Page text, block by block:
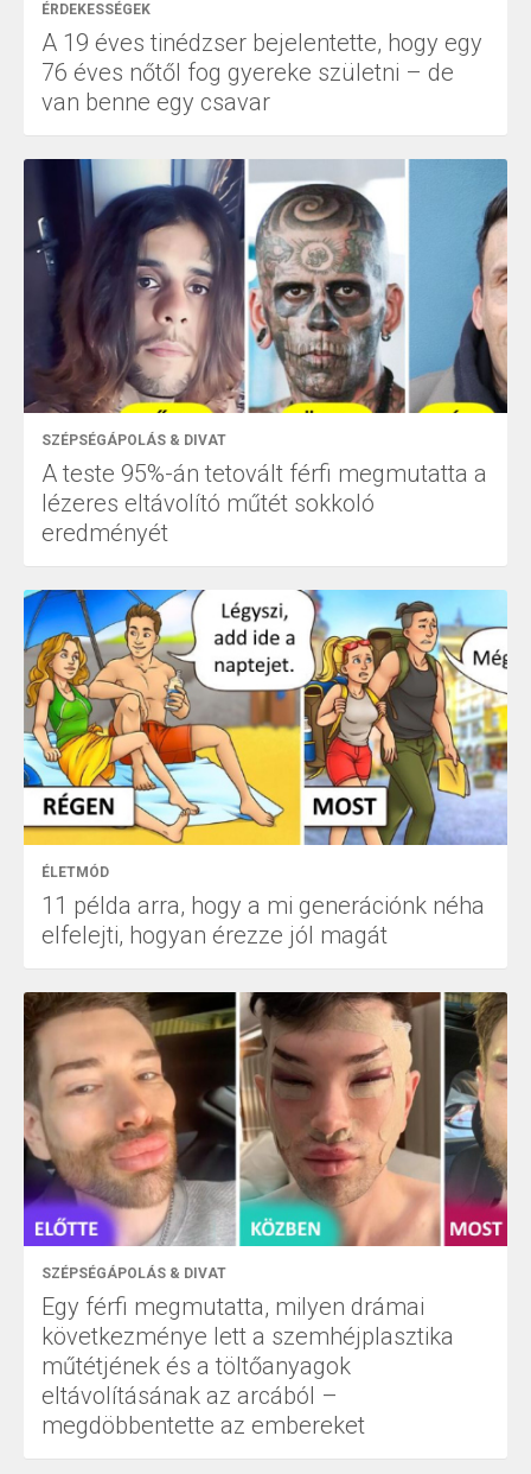
ÉRDEKESSÉGEK
A 19 éves tinédzser bejelentette, hogy egy
76 éves nőtől fog gyereke születni – de
van benne egy csavar
SZÉPSÉGÁPOLÁS & DIVAT
A teste 95%-án tetovált férfi megmutatta a
lézeres eltávolító műtét sokkoló
eredményét
ÉLETMÓD
11 példa arra, hogy a mi generációnk néha
elfelejti, hogyan érezze jól magát
SZÉPSÉGÁPOLÁS & DIVAT
Egy férfi megmutatta, milyen drámai
következménye lett a szemhéjplasztika
műtétjének és a töltőanyagok
eltávolításának az arcából –
megdöbbentette az embereket